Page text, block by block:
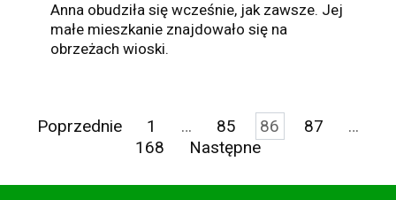
Anna obudziła się wcześnie, jak zawsze. Jej
małe mieszkanie znajdowało się na
obrzeżach wioski.
Stronicowanie
Poprzednie 1 … 85 86 87
…
168
Następne